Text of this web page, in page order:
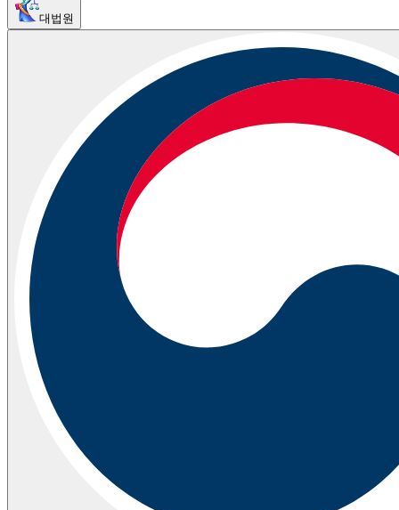
대법원